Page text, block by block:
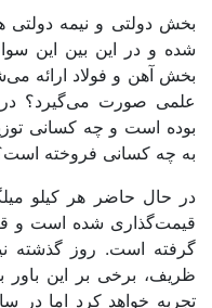
بخش دولتی و نیمه دولتی
شده و در این بین این
بخش آهن و فولاد ارائه
علمی صورت می‌گیرد؟
بوده است و چه کسانی
به چه کسانی فروخته
قیمت‌گذاری شده است و
گرفته است. روز گذشته
ظریف، برخی بر این باور